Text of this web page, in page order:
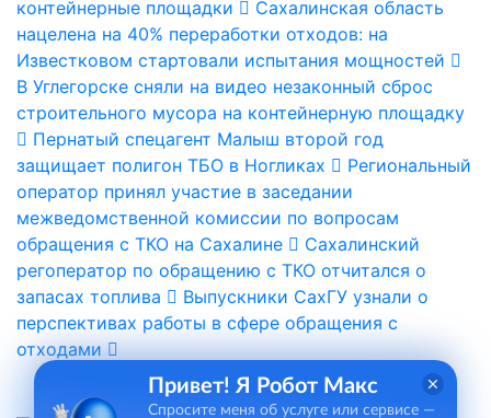
контейнерные площадки
Сахалинская область
нацелена на 40% переработки отходов: на
Известковом стартовали испытания мощностей
В Углегорске сняли на видео незаконный сброс
строительного мусора на контейнерную площадку
Пернатый спецагент Малыш второй год
защищает полигон ТБО в Ногликах
Региональный
оператор принял участие в заседании
межведомственной комиссии по вопросам
обращения с ТКО на Сахалине
Сахалинский
регоператор по обращению с ТКО отчитался о
запасах топлива
Выпускники СахГУ узнали о
перспективах работы в сфере обращения с
отходами
Привет! Я Робот Макс
Спросите меня об услуге или сервисе —